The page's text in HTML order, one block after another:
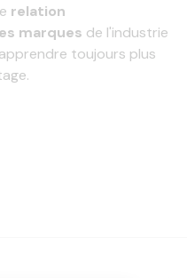
relation
marques de l'industrie
toujours plus